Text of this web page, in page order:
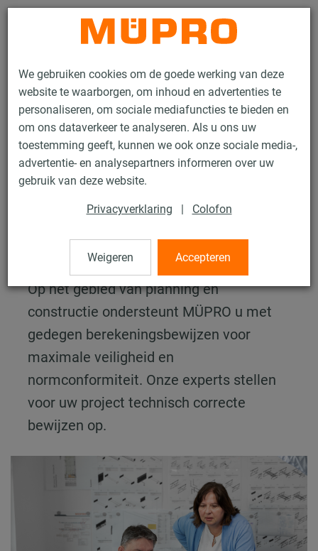
We gebruiken cookies om de goede werking van deze
website te waarborgen, om inhoud en advertenties te
personaliseren, om sociale mediafuncties te bieden en
om ons dataverkeer te analyseren. Als u ons uw
toestemming geeft, kunnen we ook onze sociale media-,
advertentie- en analysepartners informeren over uw
gebruik van deze website.
Privacyverklaring | Colofon
Weigeren Accepteren
Contact
Services Planning en constructie Berekeningsbewijs
Uw project is bij ons in veilige
handen
Op het gebied van planning en
constructie ondersteunt MÜPRO u met
gedegen berekeningsbewijzen voor
maximale veiligheid en
normconformiteit. Onze experts stellen
voor uw project technisch correcte
bewijzen op.